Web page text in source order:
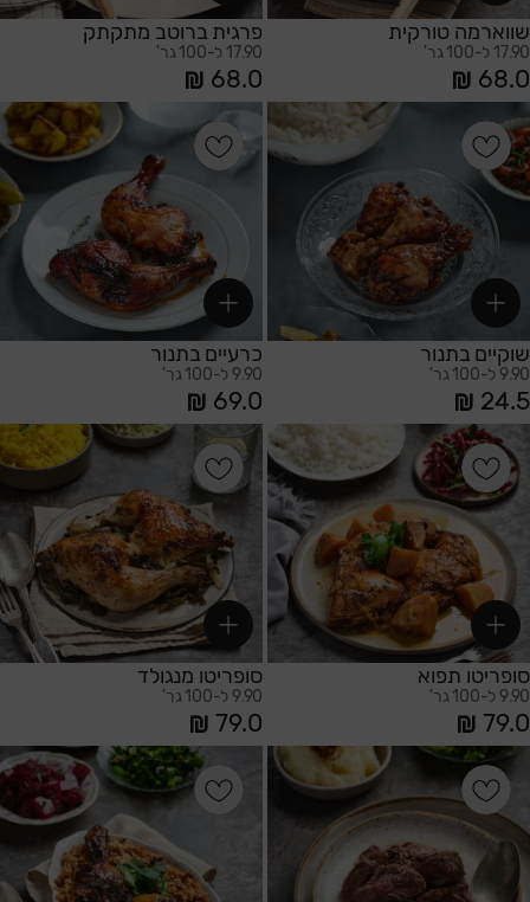
שווארמה טורקית
17.90 ל-100 גר'
68.0
פרגית ברוטב מתקתק
17.90 ל-100 גר'
68.0
הוספה לסל
שוקיים בתנור
9.90 ל-100 גר'
24.5
הוספה לסל
כרעיים בתנור
9.90 ל-100 גר'
69.0
הוספה לסל
סופריטו תפוא
9.90 ל-100 גר'
79.0
הוספה לסל
סופריטו מנגולד
9.90 ל-100 גר'
79.0
הוספה לסל הוספה לסל